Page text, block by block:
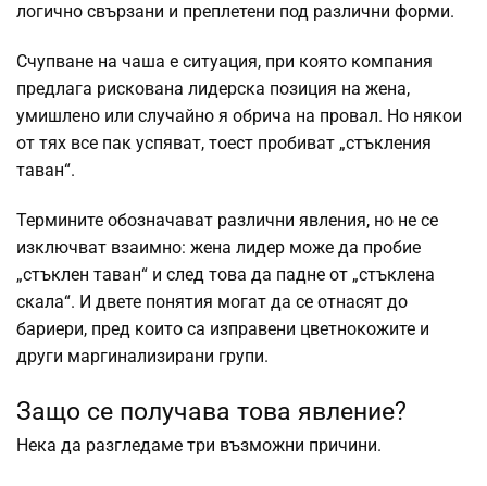
логично свързани и преплетени под различни форми.
Счупване на чаша е ситуация, при която компания
предлага рискована лидерска позиция на жена,
умишлено или случайно я обрича на провал. Но някои
от тях все пак успяват, тоест пробиват „стъкления
таван“.
Термините обозначават различни явления, но не се
изключват взаимно: жена лидер може да пробие
„стъклен таван“ и след това да падне от „стъклена
скала“. И двете понятия могат да се отнасят до
бариери, пред които са изправени цветнокожите и
други маргинализирани групи.
Защо се получава това явление?
Нека да разгледаме три възможни причини.